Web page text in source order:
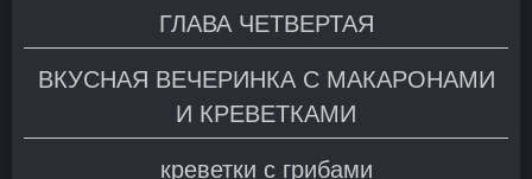
ГЛАВА ЧЕТВЕРТАЯ
ВКУСНАЯ ВЕЧЕРИНКА С МАКАРОНАМИ
И КРЕВЕТКАМИ
креветки с грибами